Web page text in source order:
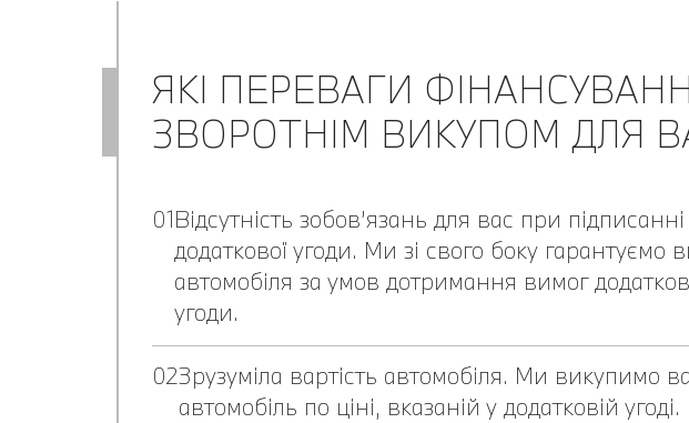
ЯКІ ПЕРЕВАГИ
ЗВОРОТНІМ ВИКУПОМ ДЛЯ
Відсутність зобов’язань для вас при підписанні
додаткової угоди. Ми зі свого боку гарантуємо
автомобіля за умов дотримання вимог
угоди.
Зрузуміла вартість автомобіля. Ми викупимо
автомобіль по ціні, вказаній у додатковій угоді.